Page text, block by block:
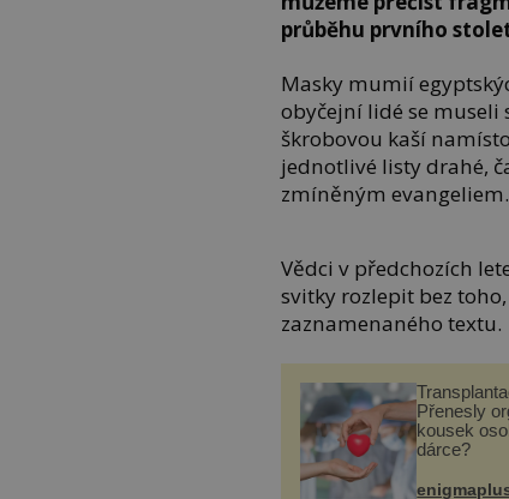
průběhu prvního
Masky mumií
obyčejní lidé se
škrobovou kaší
jednotlivé listy drahé,
zmíněným evangeliem.
Vědci v předchozích
svitky rozlepit bez
zaznamenaného textu.
Přenesly
kousek
dárce?